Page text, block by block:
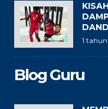
1
Blog Guru